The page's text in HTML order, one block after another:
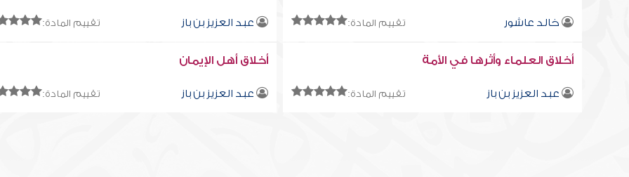
خالد عاشور تقييم المادة: عبد العزيز بن باز تقييم المادة:
أخلاق العلماء وأثرها في الأمة
عبد العزيز بن باز تقييم المادة:
أخلاق أهل الإيمان
عبد العزيز بن باز تقييم المادة: